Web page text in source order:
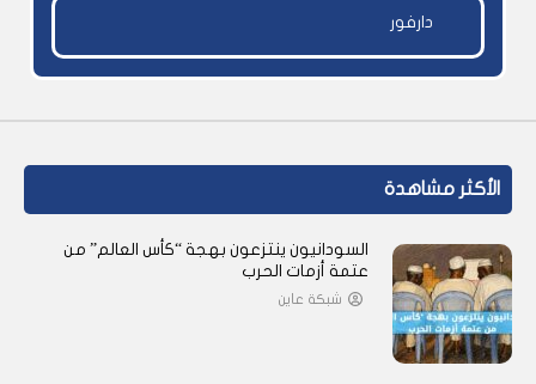
دارفور
الأكثر مشاهدة
السودانيون ينتزعون بهجة “كأس العالم” من
عتمة أزمات الحرب
شبكة عاين